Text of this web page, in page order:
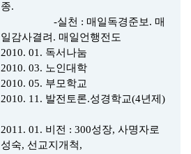
종.
-실천 : 매일독경준보. 매
일감사결려. 매일언행전도
2010. 01. 독서나눔
2010. 03. 노인대학
2010. 05. 부모학교
2010. 11. 발전토론.성경학교(4년제)
2011. 01. 비전 : 300성장, 사명자로
성숙, 선교지개척,